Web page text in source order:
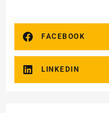
FACEBOOK
LINKEDIN